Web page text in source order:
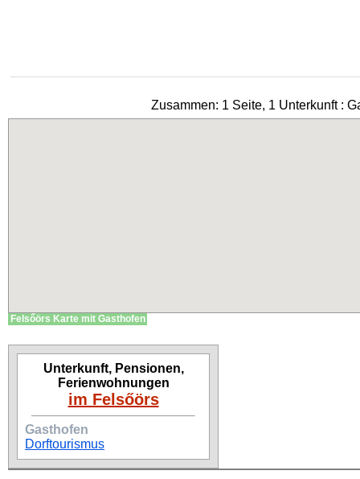
Zusammen: 1 Seite, 1 Unterkunft :
Felsőörs Karte mit Gasthofen
Unterkunft, Pensionen,
Ferienwohnungen
im Felsőörs
Gasthofen
Dorftourismus